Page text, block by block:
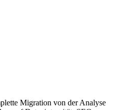
Migration von der Analyse